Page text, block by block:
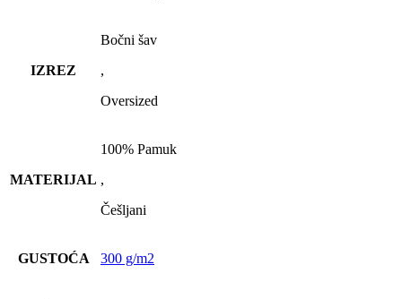
IZREZ
Bočni šav
,
Oversized
MATERIJAL
100% Pamuk
,
Češljani
GUSTOĆA 300 g/m2